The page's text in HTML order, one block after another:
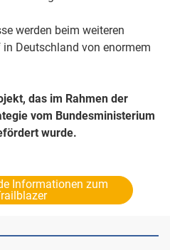
werden beim weiteren
Deutschland von enormem
das im Rahmen der
vom Bundesministerium
wurde.
Informationen zum